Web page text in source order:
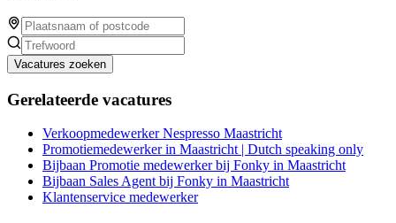
Vacatures zoeken
Gerelateerde vacatures
Verkoopmedewerker Nespresso Maastricht
Promotiemedewerker in Maastricht | Dutch speaking only
Bijbaan Promotie medewerker bij Fonky in Maastricht
Bijbaan Sales Agent bij Fonky in Maastricht
Klantenservice medewerker